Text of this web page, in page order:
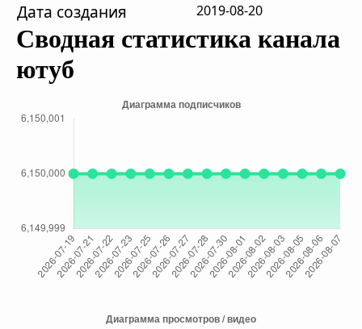
Дата создания 2019-08-20
Сводная статистика канала
ютуб